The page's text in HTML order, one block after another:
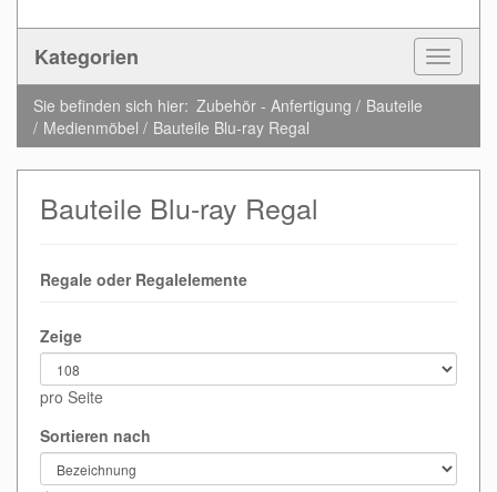
Kategorien
Toggle
Sie befinden sich hier: Zubehör - Anfertigung
Bauteile
Medienmöbel
Bauteile Blu-ray Regal
Bauteile Blu-ray Regal
Regale oder Regalelemente
Zeige
pro Seite
Sortieren nach